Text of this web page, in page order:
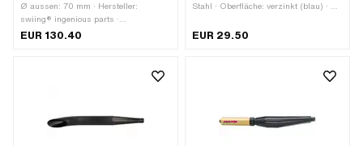
Ø aussen: 70 mm · Hersteller:
swiing® ingenious parts ·
Gesamtlänge: 730 mm · Material:
· Auspuffart: Flöte · Befestigungsart:
EUR 130.40
Stahl · Oberfläche: verzinkt (blau) · Ø
Nr.: 0273 104 000
EUR 29.50